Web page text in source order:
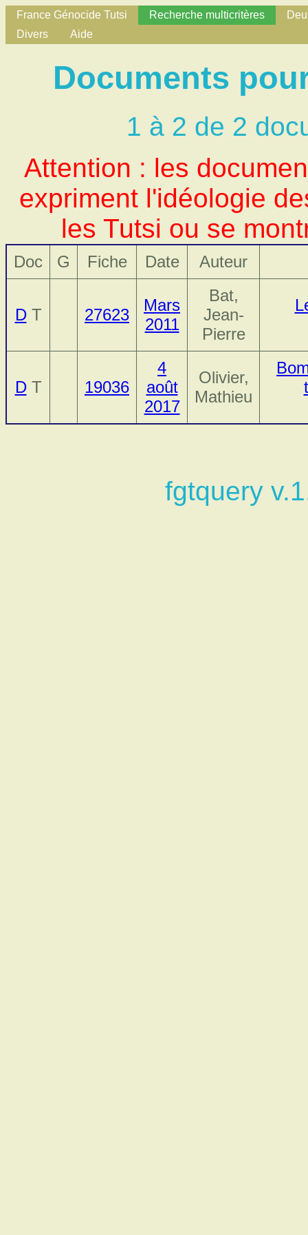
France Génocide Tutsi Recherche multicritères
Divers
Aide
Documents
1 à 2 de 2
Attention : les
expriment l'idéologie
les Tutsi ou se
Doc G Fiche Date Auteur
DT 27623
Mars
2011
Bat,
Jean-
Pierre
DT 19036
4
août
2017
Olivier,
Mathieu
fgtquery